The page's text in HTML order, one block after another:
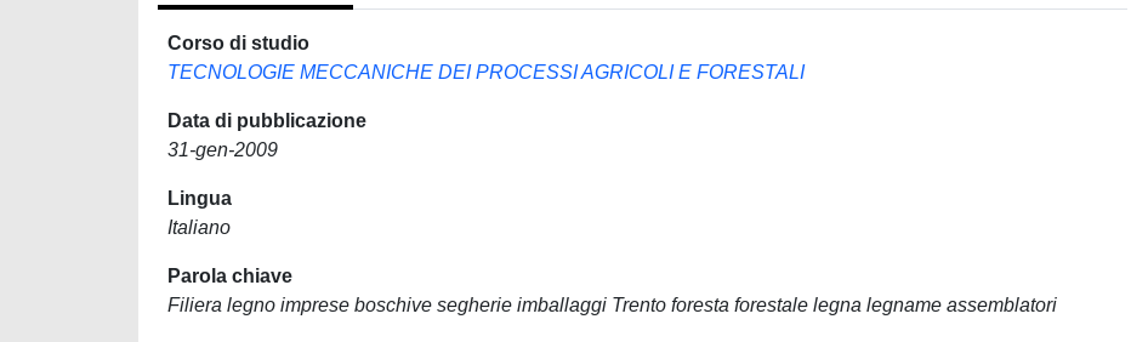
Corso di studio
TECNOLOGIE MECCANICHE DEI PROCESSI AGRICOLI E FORESTALI
Data di pubblicazione
31-gen-2009
Lingua
Italiano
Parola chiave
Filiera legno imprese boschive segherie imballaggi Trento foresta forestale legna legname assemblatori